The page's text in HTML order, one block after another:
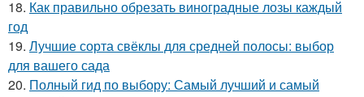
18. Как правильно обрезать виноградные лозы каждый
год
19. Лучшие сорта свёклы для средней полосы: выбор
для вашего сада
20. Полный гид по выбору: Самый лучший и самый